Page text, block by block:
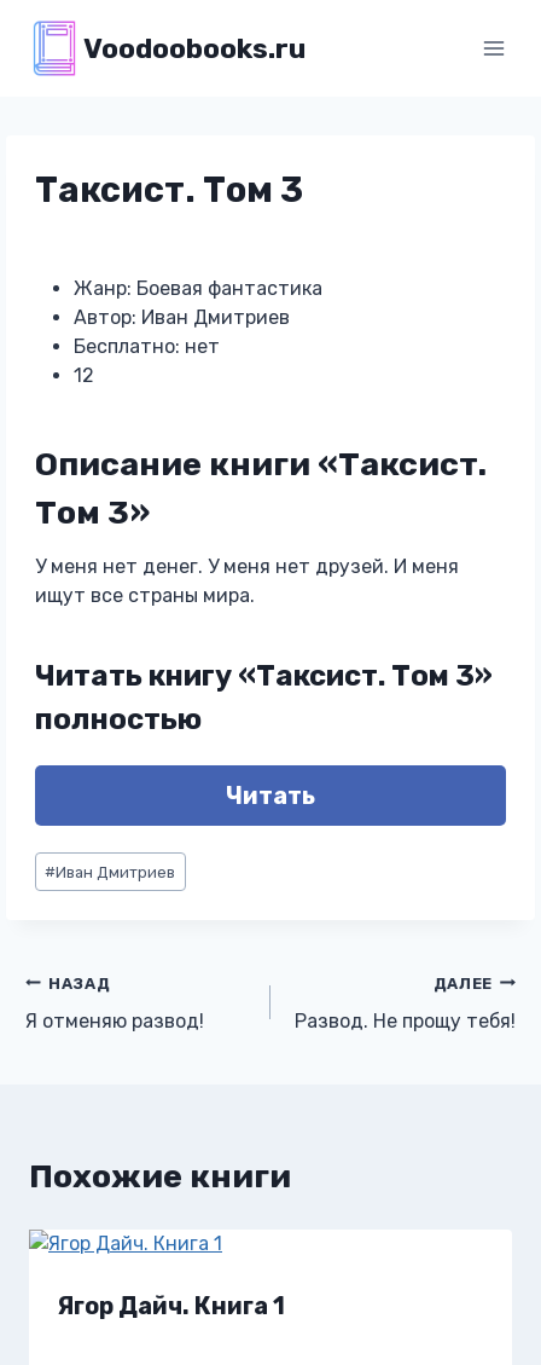
содержимому
Voodoobooks.ru
Таксист. Том 3
Жанр: Боевая фантастика
Автор: Иван Дмитриев
Бесплатно: нет
12
Описание книги «Таксист.
Том 3»
У меня нет денег. У меня нет друзей. И меня
ищут все страны мира.
Читать книгу «Таксист. Том 3»
полностью
Читать
Метки
записи:
#Иван Дмитриев
Навигация
по
НАЗАД
Я отменяю развод!
ДАЛЕЕ
Развод. Не прощу тебя!
Похожие книги
Ягор Дайч. Книга 1